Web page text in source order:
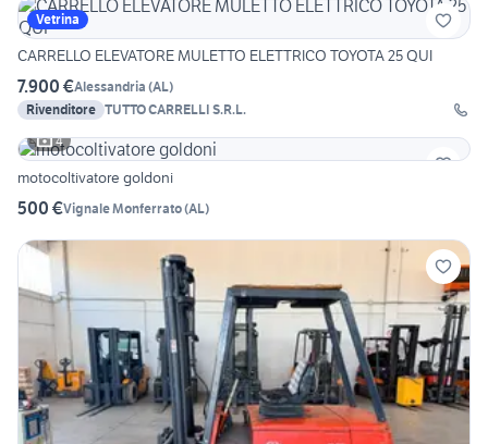
Vetrina
CARRELLO ELEVATORE MULETTO ELETTRICO TOYOTA 25 QUI
7.900 €Alessandria (AL)
Rivenditore TUTTO CARRELLI S.R.L.
4
motocoltivatore goldoni
500 €Vignale Monferrato(AL)